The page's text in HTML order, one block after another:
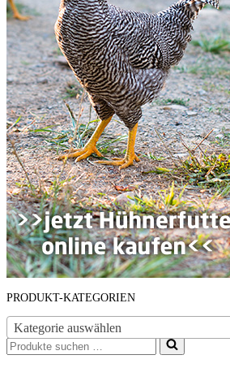
PRODUKT-KATEGORIEN
Kategorie auswählen
Suchen
nach …